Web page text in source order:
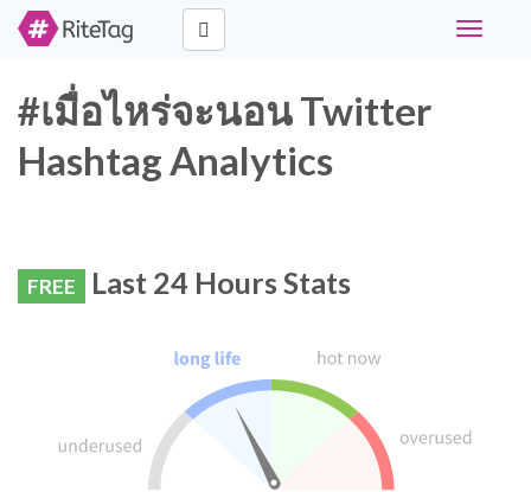
Toggle
#เมื่อไหร่จะนอน Twitter
Hashtag Analytics
FREE Last 24 Hours Stats